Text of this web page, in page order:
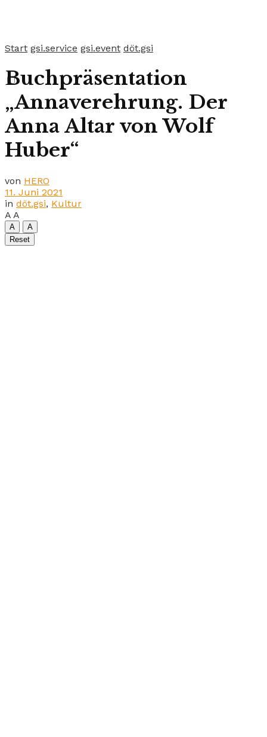
Start gsi.service gsi.event döt.gsi
Buchpräsentation
„Annaverehrung. Der
Anna Altar von Wolf
Huber“
von HERO
11. Juni 2021
in döt.gsi, Kultur
A A
A
A
Reset